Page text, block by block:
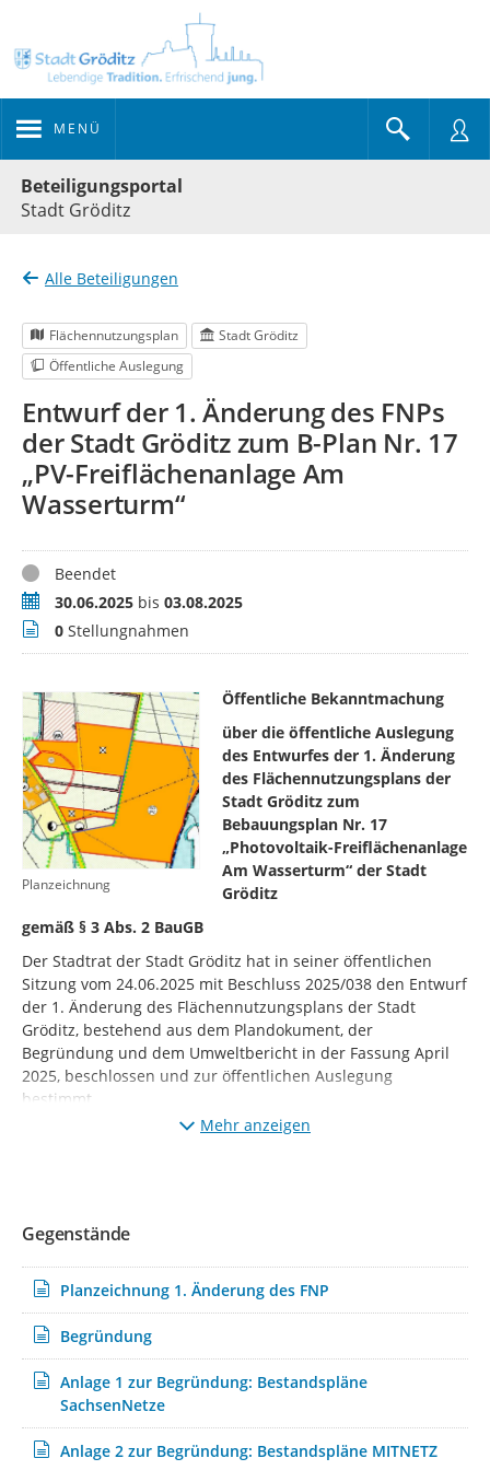
MENÜ
Beteiligungsportal
Stadt Gröditz
Alle Beteiligungen
Flächennutzungsplan
Stadt Gröditz
Öffentliche Auslegung
Entwurf der 1. Änderung des FNPs
der Stadt Gröditz zum B-Plan Nr. 17
„PV-Freiflächenanlage Am
Wasserturm“
StatusBeendet
Zeitraum30.06.2025 bis 03.08.2025
Stellungnahmen
0 Stellungnahmen
Planzeichnung
Öffentliche Bekanntmachung
über die öffentliche Auslegung
des Entwurfes der 1. Änderung
des Flächennutzungsplans der
Stadt Gröditz zum
Bebauungsplan Nr. 17
„Photovoltaik-Freiflächenanlage
Am Wasserturm“ der Stadt
Gröditz
gemäß § 3 Abs. 2 BauGB
Der Stadtrat der Stadt Gröditz hat in seiner öffentlichen
Sitzung vom 24.06.2025 mit Beschluss 2025/038 den Entwurf
der 1. Änderung des Flächennutzungsplans der Stadt
Gröditz, bestehend aus dem Plandokument, der
Begründung und dem Umweltbericht in der Fassung April
2025, beschlossen und zur öffentlichen Auslegung
bestimmt.
Mit der 1. Änderung des Flächennutzungsplans soll gemäß
Diese Entwurfsunterlagen sowie die der Stadt bereits
Informationen werden in der Zeit
vom 30.06.2025 bis einschließlich 01.08.2025
elektronisch auf der Homepage der Stadt Gröditz unter
https://www.stadt-groeditz.de/rathaus-service/amtliche-
bekanntmachungen
sowie auf dem Beteiligungsportal des
https://buergerbeteiligung.sachsen.de
der Öffentlichkeit zur
Verfügung gestellt.
Mehr anzeigen
Gegenstände
Planzeichnung 1. Änderung des FNP
Begründung
Anlage 1 zur Begründung: Bestandspläne
SachsenNetze
Anlage 2 zur Begründung: Bestandspläne MITNETZ